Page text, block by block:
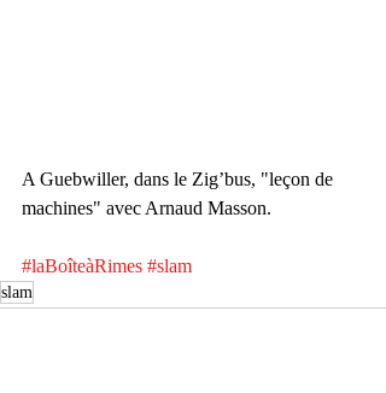
A Guebwiller, dans le Zig’bus, "leçon de
machines" avec Arnaud Masson.
#laBoîteàRimes #slam
slam